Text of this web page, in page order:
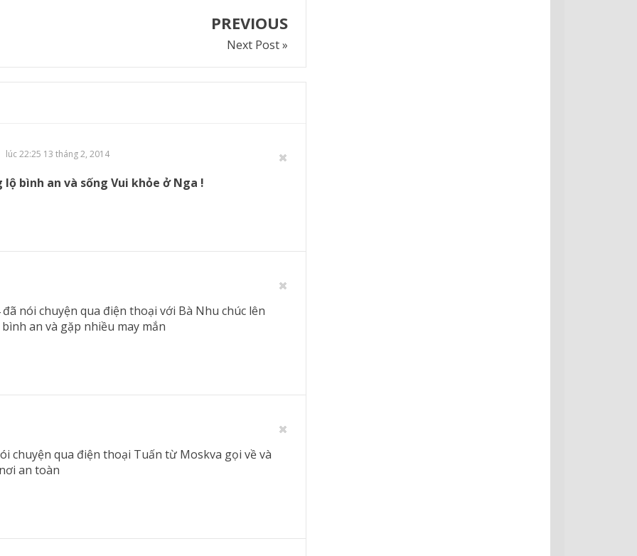
PREVIOUS
Next Post »
lúc 22:25 13 tháng 2, 2014
bình an và sống Vui khỏe ở Nga !
nói chuyện qua điện thoại với Bà Nhu chúc lên
an và gặp nhiều may mắn
chuyện qua điện thoại Tuấn từ Moskva gọi về và
an toàn